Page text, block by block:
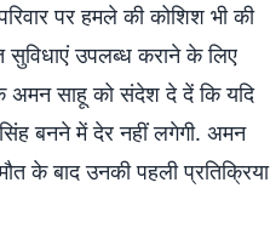
पर हमले की कोशिश भी की
उपलब्ध कराने के लिए
अमन साहू को संदेश दे दें कि यदि
बनने में देर नहीं लगेगी. अमन
के बाद उनकी पहली प्रतिक्रिया